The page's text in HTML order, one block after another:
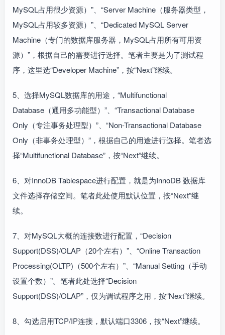
MySQL占用很少资源）”、“Server Machine（服务器类型，
MySQL占用较多资源）”、“Dedicated MySQL Server
Machine（专门的数据库服务器，MySQL占用所有可用资
源）”，根据自己的需要进行选择。笔者主要是为了测试程
序，这里选“Developer Machine”，按“Next”继续。
5、选择MySQL数据库的用途，“Multifunctional
Database（通用多功能型）”、“Transactional Database
Only（专注事务处理型）”、“Non-Transactional Database
Only（非事务处理型）”，根据自己的用途进行选择。笔者选
择“Multifunctional Database”，按“Next”继续。
6、对InnoDB Tablespace进行配置，就是为InnoDB 数据库
文件选择存储空间。笔者此处使用默认位置，按“Next”继
续。
7、对MySQL大概的连接数进行配置，“Decision
Support(DSS)/OLAP（20个左右）”、“Online Transaction
Processing(OLTP)（500个左右）”、“Manual Setting（手动
设置个数）”。笔者此处选择“Decision
Support(DSS)/OLAP”，仅为调试程序之用，按“Next”继续。
8、勾选启用TCP/IP连接，默认端口3306，按“Next”继续。